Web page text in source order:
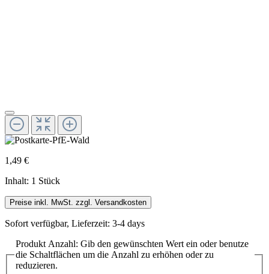
1,49 €
Inhalt: 1 Stück
Preise inkl. MwSt. zzgl. Versandkosten
Sofort verfügbar, Lieferzeit: 3-4 days
Produkt Anzahl: Gib den gewünschten Wert ein oder benutze
die Schaltflächen um die Anzahl zu erhöhen oder zu
reduzieren.